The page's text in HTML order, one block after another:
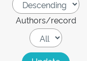
Authors/record